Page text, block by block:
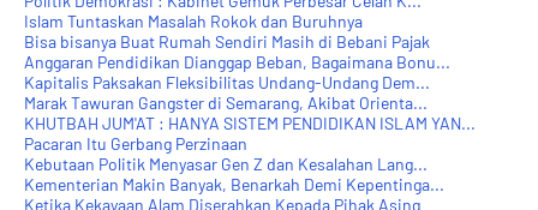
Islam Tuntaskan Masalah Rokok dan Buruhnya
Bisa bisanya Buat Rumah Sendiri Masih di Bebani Pajak
Anggaran Pendidikan Dianggap Beban, Bagaimana Bonu...
Kapitalis Paksakan Fleksibilitas Undang-Undang Dem...
Marak Tawuran Gangster di Semarang, Akibat Orienta...
KHUTBAH JUM'AT : HANYA SISTEM PENDIDIKAN ISLAM YAN...
Pacaran Itu Gerbang Perzinaan
Kebutaan Politik Menyasar Gen Z dan Kesalahan Lang...
Kementerian Makin Banyak, Benarkah Demi Kepentinga...
Ketika Kekayaan Alam Diserahkan Kepada Pihak Asing